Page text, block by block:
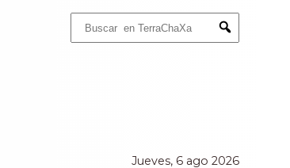
Submit
Jueves, 6 ago 2026